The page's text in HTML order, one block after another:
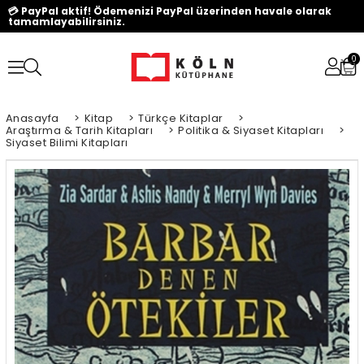
💳 PayPal aktif! Ödemenizi PayPal üzerinden havale olarak
tamamlayabilirsiniz.
0
Anasayfa > Kitap > Türkçe Kitaplar >
Araştırma & Tarih Kitapları > Politika & Siyaset Kitapları >
Siyaset Bilimi Kitapları